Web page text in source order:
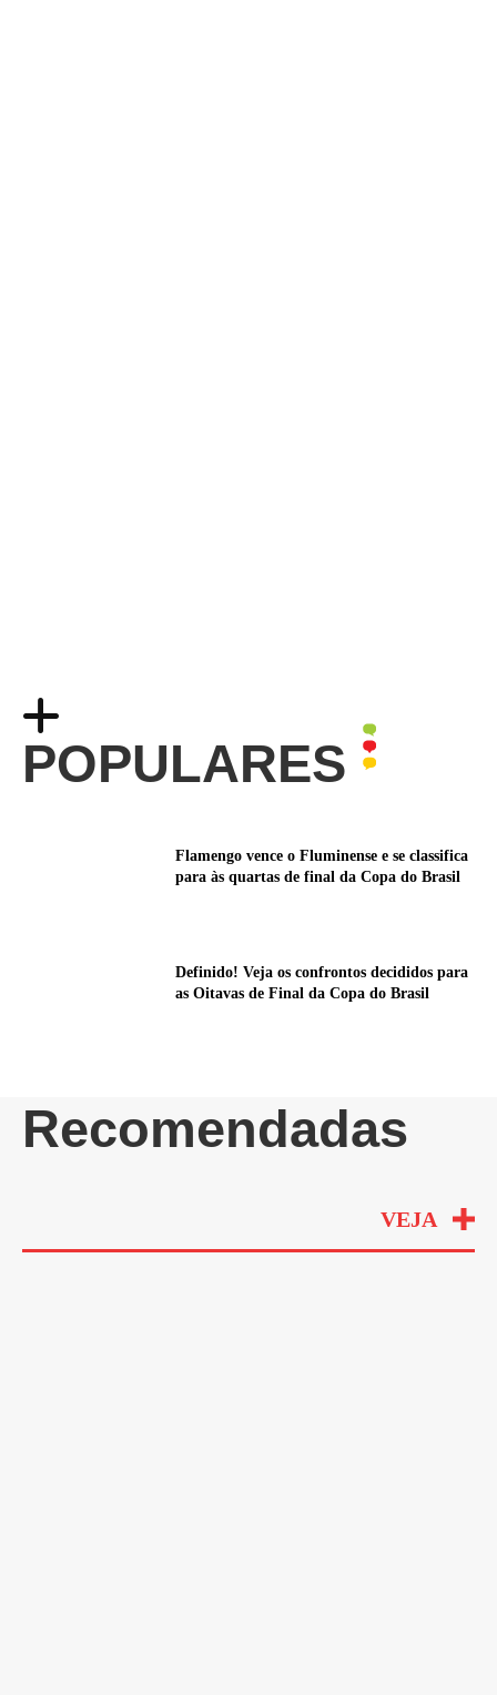
POPULARES
Flamengo vence o Fluminense e se classifica
para às quartas de final da Copa do Brasil
Definido! Veja os confrontos decididos para
as Oitavas de Final da Copa do Brasil
Recomendadas
VEJA